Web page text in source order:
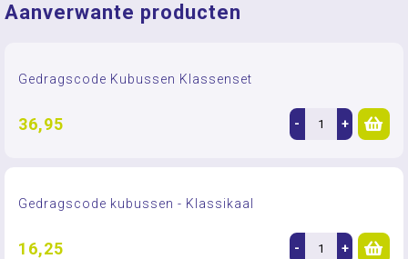
Aanverwante producten
Gedragscode Kubussen Klassenset
36,95 - +
Gedragscode kubussen - Klassikaal
16,25 - +